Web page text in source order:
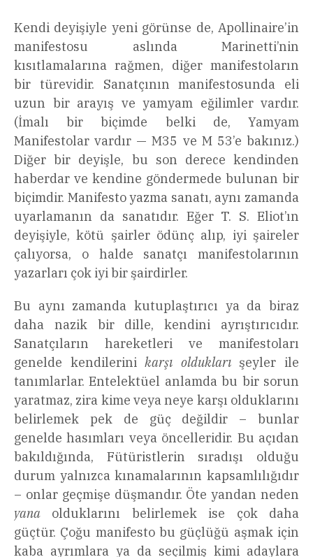
Kendi deyişiyle yeni görünse de, Apollinaire’in
manifestosu aslında Marinetti’nin
kısıtlamalarına rağmen, diğer manifestoların
bir türevidir. Sanatçının manifestosunda eli
uzun bir arayış ve yamyam eğilimler vardır.
(İmalı bir biçimde belki de, Yamyam
Manifestolar vardır — M35 ve M 53’e bakınız.)
Diğer bir deyişle, bu son derece kendinden
haberdar ve kendine göndermede bulunan bir
biçimdir. Manifesto yazma sanatı, aynı zamanda
uyarlamanın da sanatıdır. Eğer T. S. Eliot’ın
deyişiyle, kötü şairler ödünç alıp, iyi şaireler
çalıyorsa, o halde sanatçı manifestolarının
yazarları çok iyi bir şairdirler.
Bu aynı zamanda kutuplaştırıcı ya da biraz
daha nazik bir dille, kendini ayrıştırıcıdır.
Sanatçıların hareketleri ve manifestoları
genelde kendilerinikarşı olduklarışeyler ile
tanımlarlar. Entelektüel anlamda bu bir sorun
yaratmaz, zira kime veya neye karşı olduklarını
belirlemek pek de güç değildir – bunlar
genelde hasımları veya öncelleridir. Bu açıdan
bakıldığında, Fütüristlerin sıradışı olduğu
durum yalnızca kınamalarının kapsamlılığıdır
– onlar geçmişe düşmandır. Öte yandan neden
yana olduklarını belirlemek ise çok daha
güçtür. Çoğu manifesto bu güçlüğü aşmak için
kaba ayrımlara ya da seçilmiş kimi adaylara